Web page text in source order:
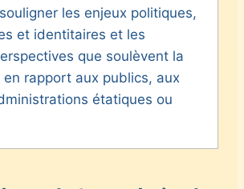
les enjeux politiques,
et identitaires et les
que soulèvent la
en rapport aux publics, aux
étatiques ou